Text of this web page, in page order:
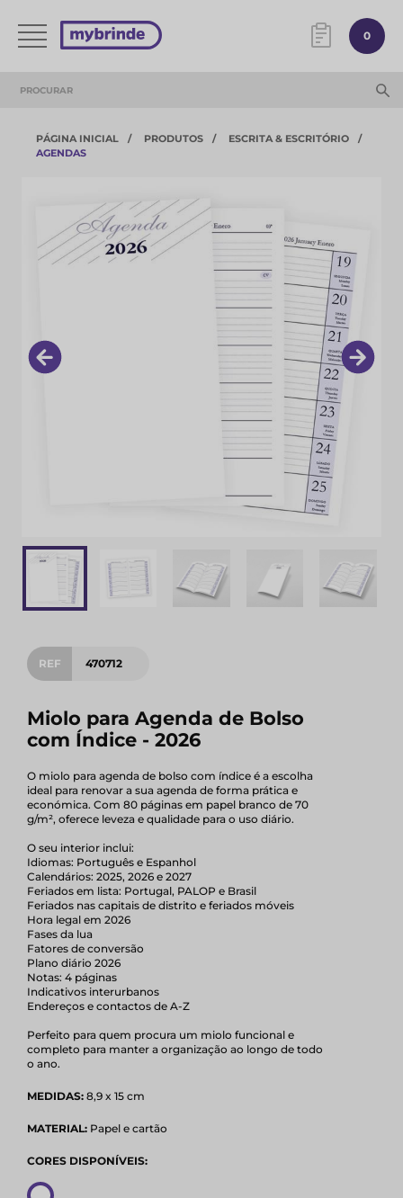
0
PÁGINA INICIAL PRODUTOS
ESCRITA & ESCRITÓRIO
AGENDAS
REF 470712
Miolo para Agenda de Bolso
com Índice - 2026
O miolo para agenda de bolso com índice é a escolha
ideal para renovar a sua agenda de forma prática e
económica. Com 80 páginas em papel branco de 70
g/m², oferece leveza e qualidade para o uso diário.
O seu interior inclui:
Idiomas: Português e Espanhol
Calendários: 2025, 2026 e 2027
Feriados em lista: Portugal, PALOP e Brasil
Feriados nas capitais de distrito e feriados móveis
Hora legal em 2026
Fases da lua
Fatores de conversão
Plano diário 2026
Notas: 4 páginas
Indicativos interurbanos
Endereços e contactos de A-Z
Perfeito para quem procura um miolo funcional e
completo para manter a organização ao longo de todo
o ano.
MEDIDAS: 8,9 x 15 cm
MATERIAL: Papel e cartão
CORES DISPONÍVEIS: